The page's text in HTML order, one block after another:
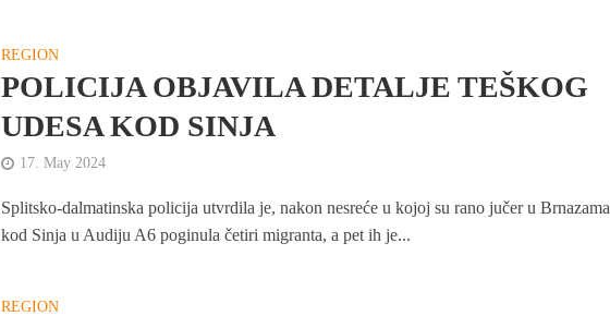
REGION
POLICIJA OBJAVILA DETALJE TEŠKOG
UDESA KOD SINJA
17. May 2024
Splitsko-dalmatinska policija utvrdila je, nakon nesreće u kojoj su rano jučer u Brnazama
kod Sinja u Audiju A6 poginula četiri migranta, a pet ih je...
REGION